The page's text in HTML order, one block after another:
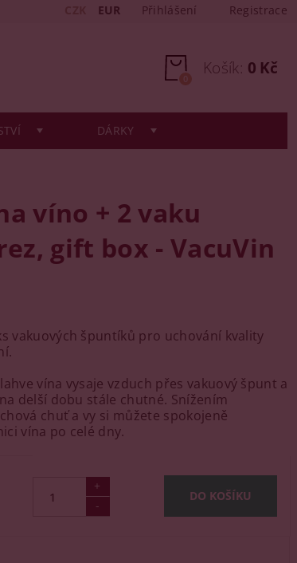
EUR Přihlášení Registrace
Košík: 0 Kč
0
DÁRKY
víno + 2 vaku
gift box - VacuVin
vakuových špuntíků pro uchování kvality
vína vysaje vzduch přes vakuový špunt a
delší dobu stále chutné. Snížením
chuť a vy si můžete spokojeně
vína po celé dny.